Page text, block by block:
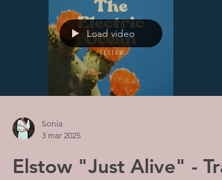
Load video
Sonia
3 mar 2025
Elstow "Just Alive" - Tra